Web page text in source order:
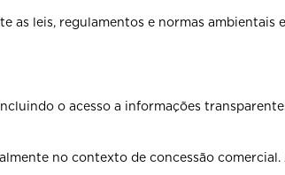
as leis, regulamentos e normas ambientais
o acesso a informações
no contexto de concessão comercial.